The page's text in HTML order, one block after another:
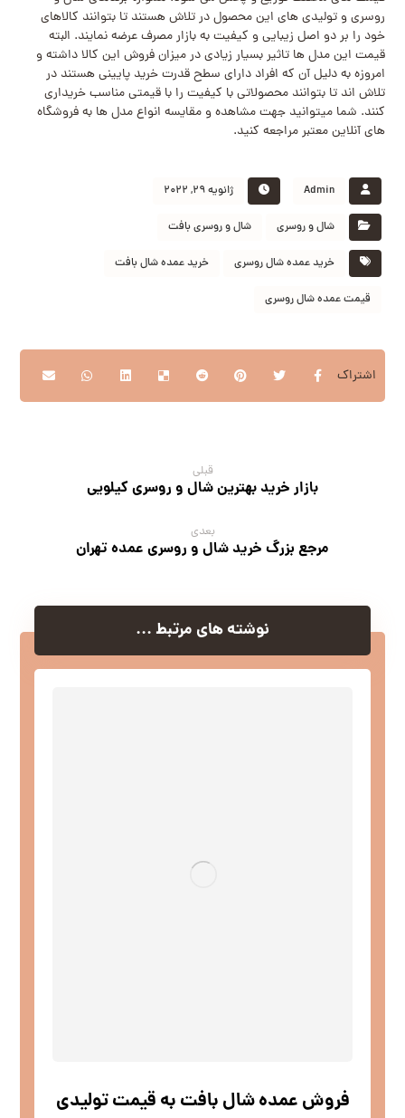
روسری و تولیدی‌ های این محصول در تلاش هستند تا بتوانند کالاهای
خود را بر دو اصل زیبایی و کیفیت به بازار مصرف عرضه نمایند. البته
قیمت این مدل ها تاثیر بسیار زیادی در میزان فروش این کالا داشته و
امروزه به دلیل آن که افراد دارای سطح قدرت خرید پایینی هستند در
تلاش اند تا بتوانند محصولاتی با کیفیت را با قیمتی مناسب خریداری
کنند. شما میتوانید جهت مشاهده و مقایسه انواع مدل ها به فروشگاه
های آنلاین معتبر مراجعه کنید.
Admin ژانویه 29, 2022
شال و روسری شال و روسری بافت
خرید عمده شال روسری خرید عمده شال بافت
قیمت عمده شال روسری
قبلی
بازار خرید بهترین شال و روسری کیلویی
بعدی
مرجع بزرگ خرید شال و روسری عمده تهران
نوشته های مرتبط ...
فروش عمده شال بافت به قیمت تولیدی